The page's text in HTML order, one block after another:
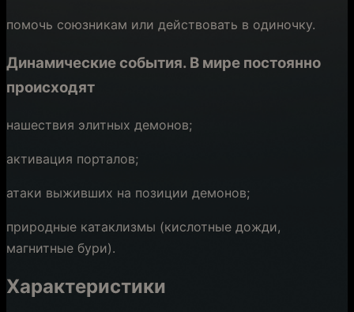
помочь союзникам или действовать в одиночку.
Динамические события. В мире постоянно
происходят
нашествия элитных демонов;
активация порталов;
атаки выживших на позиции демонов;
природные катаклизмы (кислотные дожди,
магнитные бури).
Характеристики